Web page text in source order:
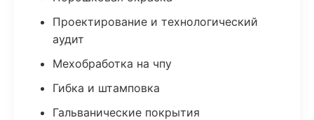
Проектирование и технологический
аудит
Мехобработка на чпу
Гибка и штамповка
Гальванические покрытия